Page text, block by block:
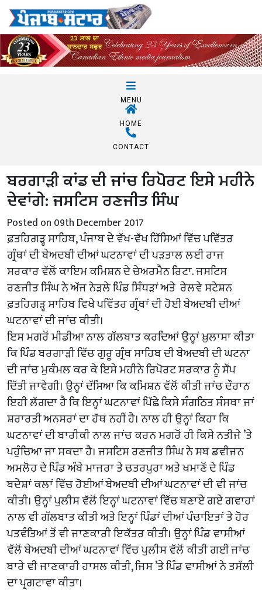
MENU
HOME
CONTACT
ਬਰਗਾੜੀ ਕਾਂਡ ਦੀ ਜਾਂਚ ਰਿਪੋਰਟ ਇਸੇ ਮਹੀਨੇ
ਦੇਵਾਂਗੇ: ਜਸਟਿਸ ਰਣਜੀਤ ਸਿੰਘ
Posted on 09th December 2017
ਫ਼ਤਹਿਗੜ੍ਹ ਸਾਹਿਬ, ਪੰਜਾਬ ਦੇ ਵੱਖ-ਵੱਖ ਹਿੱਸਿਆਂ ਵਿੱਚ ਪਵਿੱਤਰ
ਗ੍ਰੰਥਾਂ ਦੀ ਬੇਅਦਬੀ ਦੀਆਂ ਘਟਨਾਵਾਂ ਦੀ ਪੜਤਾਲ ਲਈ ਰਾਜ
ਸਰਕਾਰ ਵੱਲੋਂ ਕਾਇਮ ਕਮਿਸ਼ਨ ਦੇ ਚੇਅਰਮੈਨ ਰਿਟਾ. ਜਸਟਿਸ
ਰਣਜੀਤ ਸਿੰਘ ਨੇ ਅੱਜ ਨੇੜਲੇ ਪਿੰਡ ਸਿੰਧੜਾਂ ਅਤੇ ਰੇਲਵੇ ਸਟੇਸ਼ਨ
ਫ਼ਤਹਿਗੜ੍ਹ ਸਾਹਿਬ ਵਿਖੇ ਪਵਿੱਤਰ ਗ੍ਰੰਥਾਂ ਦੀ ਹੋਈ ਬੇਅਦਬੀ ਦੀਆਂ
ਘਟਨਾਵਾਂ ਦੀ ਜਾਂਚ ਕੀਤੀ।
ਇਸ ਮਗਰੋਂ ਮੀਡੀਆ ਨਾਲ ਗੱਲਬਾਤ ਕਰਦਿਆਂ ਉਨ੍ਹਾਂ ਖ਼ੁਲਾਸਾ ਕੀਤਾ
ਕਿ ਪਿੰਡ ਬਰਗਾੜੀ ਵਿੱਚ ਗੁਰੂ ਗ੍ਰੰਥ ਸਾਹਿਬ ਦੀ ਬੇਅਦਬੀ ਦੀ ਘਟਨਾ
ਦੀ ਜਾਂਚ ਮੁਕੰਮਲ ਕਰ ਕੇ ਇਸੇ ਮਹੀਨੇ ਰਿਪੋਰਟ ਸਰਕਾਰ ਨੂੰ ਸੌਂਪ
ਦਿੱਤੀ ਜਾਵੇਗੀ। ਉਨ੍ਹਾਂ ਦੱਸਿਆ ਕਿ ਕਮਿਸ਼ਨ ਵੱਲੋਂ ਕੀਤੀ ਜਾਂਚ ਦੌਰਾਨ
ਇਹੀ ਲੱਗਦਾ ਹੈ ਕਿ ਇਨ੍ਹਾਂ ਘਟਨਾਵਾਂ ਪਿੱਛੇ ਕਿਸੇ ਸੰਗਠਿਤ ਸੰਸਥਾ ਜਾਂ
ਸ਼ਰਾਰਤੀ ਅਨਸਰਾਂ ਦਾ ਹੱਥ ਨਹੀਂ ਹੈ। ਨਾਲ ਹੀ ਉਨ੍ਹਾਂ ਕਿਹਾ ਕਿ
ਘਟਨਾਵਾਂ ਦੀ ਬਾਰੀਕੀ ਨਾਲ ਜਾਂਚ ਕਰਨ ਮਗਰੋਂ ਹੀ ਕਿਸੇ ਨਤੀਜੇ ’ਤੇ
ਪਹੁੰਚਿਆ ਜਾ ਸਕਦਾ ਹੈ। ਜਸਟਿਸ ਰਣਜੀਤ ਸਿੰਘ ਨੇ ਸਬ ਡਵੀਜ਼ਨ
ਅਮਲੋਹ ਦੇ ਪਿੰਡ ਅੰਬੇ ਮਾਜਰਾ ਤੇ ਚਤਰਪੁਰਾ ਅਤੇ ਖਮਾਣੋਂ ਦੇ ਪਿੰਡ
ਬਦੇਸ਼ਾਂ ਕਲਾਂ ਵਿੱਚ ਹੋਈਆਂ ਬੇਅਦਬੀ ਦੀਆਂ ਘਟਨਾਵਾਂ ਦੀ ਵੀ ਜਾਂਚ
ਕੀਤੀ। ਉਨ੍ਹਾਂ ਪੁਲੀਸ ਵੱਲੋਂ ਇਨ੍ਹਾਂ ਘਟਨਾਵਾਂ ਵਿੱਚ ਬਣਾਏ ਗਏ ਗਵਾਹਾਂ
ਨਾਲ ਵੀ ਗੱਲਬਾਤ ਕੀਤੀ ਅਤੇ ਇਨ੍ਹਾਂ ਪਿੰਡਾਂ ਦੀਆਂ ਪੰਚਾਇਤਾਂ ਤੇ ਹੋਰ
ਪਤਵੰਤਿਆਂ ਤੋਂ ਵੀ ਜਾਣਕਾਰੀ ਇਕੱਤਰ ਕੀਤੀ। ਉਨ੍ਹਾਂ ਪਿੰਡ ਵਾਸੀਆਂ
ਵੱਲੋਂ ਬੇਅਦਬੀ ਦੀਆਂ ਘਟਨਾਵਾਂ ਵਿੱਚ ਪੁਲੀਸ ਵੱਲੋਂ ਕੀਤੀ ਗਈ ਜਾਂਚ
ਬਾਰੇ ਵੀ ਜਾਣਕਾਰੀ ਹਾਸਲ ਕੀਤੀ, ਜਿਸ ’ਤੇ ਪਿੰਡ ਵਾਸੀਆਂ ਨੇ ਤਸੱਲੀ
ਦਾ ਪ੍ਰਗਟਾਵਾ ਕੀਤਾ।